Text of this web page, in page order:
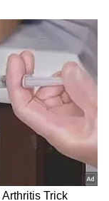
ಎಂದರು.
ಹಾಗೂ
ಭೀಮಾ
ಭೀಮಾ ನದಿಯ
ಮಹಾರಾಷ್ಟ್ರಕ್ಕೆ
ಇದರಿಂದ